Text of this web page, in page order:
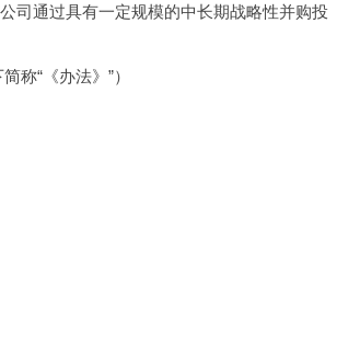
司通过具有一定规模的中长期战略性并购投
称“《办法》”）